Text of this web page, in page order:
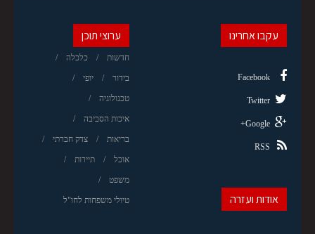
ערוצי תוכן
חדשות כלכלה
בידור יופי
טכנולוגיה
איכות הסביבה
בריאות צדק חברתי
אוכל תיירות
משפט
טיולי משפחות לחו"ל
עקבו אחרינו
Facebook
Twitter
Google+
RSS
אודות ועזרה